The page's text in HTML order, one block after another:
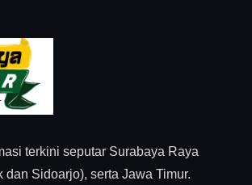
terkini seputar Surabaya Raya
dan Sidoarjo), serta Jawa Timur.